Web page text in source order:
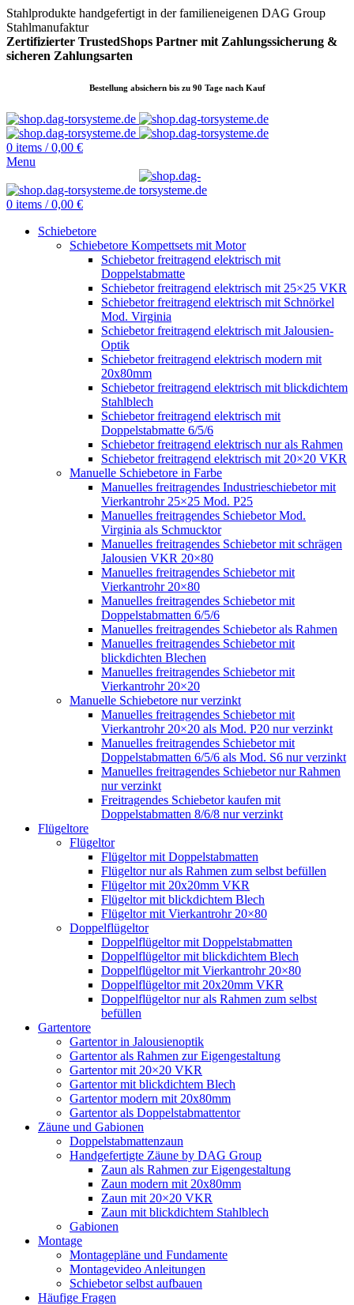
Stahlprodukte handgefertigt in der familieneigenen DAG Group
Stahlmanufaktur
Zertifizierter TrustedShops Partner mit Zahlungssicherung &
sicheren Zahlungsarten
Bestellung absichern bis zu 90 Tage nach Kauf
0 items / 0,00 €
Menu
0 items / 0,00 €
Schiebetore
Schiebetore Kompettsets mit Motor
Schiebetor freitragend elektrisch mit
Doppelstabmatte
Schiebetor freitragend elektrisch mit 25×25 VKR
Schiebetor freitragend elektrisch mit Schnörkel
Mod. Virginia
Schiebetor freitragend elektrisch mit Jalousien-
Optik
Schiebetor freitragend elektrisch modern mit
20x80mm
Schiebetor freitragend elektrisch mit blickdichtem
Stahlblech
Schiebetor freitragend elektrisch mit
Doppelstabmatte 6/5/6
Schiebetor freitragend elektrisch nur als Rahmen
Schiebetor freitragend elektrisch mit 20×20 VKR
Manuelle Schiebetore in Farbe
Manuelles freitragendes Industrieschiebetor mit
Vierkantrohr 25×25 Mod. P25
Manuelles freitragendes Schiebetor Mod.
Virginia als Schmucktor
Manuelles freitragendes Schiebetor mit schrägen
Jalousien VKR 20×80
Manuelles freitragendes Schiebetor mit
Vierkantrohr 20×80
Manuelles freitragendes Schiebetor mit
Doppelstabmatten 6/5/6
Manuelles freitragendes Schiebetor als Rahmen
Manuelles freitragendes Schiebetor mit
blickdichten Blechen
Manuelles freitragendes Schiebetor mit
Vierkantrohr 20×20
Manuelle Schiebetore nur verzinkt
Manuelles freitragendes Schiebetor mit
Vierkantrohr 20×20 als Mod. P20 nur verzinkt
Manuelles freitragendes Schiebetor mit
Doppelstabmatten 6/5/6 als Mod. S6 nur verzinkt
Manuelles freitragendes Schiebetor nur Rahmen
nur verzinkt
Freitragendes Schiebetor kaufen mit
Doppelstabmatten 8/6/8 nur verzinkt
Flügeltore
Flügeltor
Flügeltor mit Doppelstabmatten
Flügeltor nur als Rahmen zum selbst befüllen
Flügeltor mit 20x20mm VKR
Flügeltor mit blickdichtem Blech
Flügeltor mit Vierkantrohr 20×80
Doppelflügeltor
Doppelflügeltor mit Doppelstabmatten
Doppelflügeltor mit blickdichtem Blech
Doppelflügeltor mit Vierkantrohr 20×80
Doppelflügeltor mit 20x20mm VKR
Doppelflügeltor nur als Rahmen zum selbst
befüllen
Gartentore
Gartentor in Jalousienoptik
Gartentor als Rahmen zur Eigengestaltung
Gartentor mit 20×20 VKR
Gartentor mit blickdichtem Blech
Gartentor modern mit 20x80mm
Gartentor als Doppelstabmattentor
Zäune und Gabionen
Doppelstabmattenzaun
Handgefertigte Zäune by DAG Group
Zaun als Rahmen zur Eigengestaltung
Zaun modern mit 20x80mm
Zaun mit 20×20 VKR
Zaun mit blickdichtem Stahlblech
Gabionen
Montage
Montagepläne und Fundamente
Montagevideo Anleitungen
Schiebetor selbst aufbauen
Häufige Fragen